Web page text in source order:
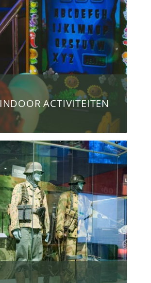
INDOOR ACTIVITEITEN